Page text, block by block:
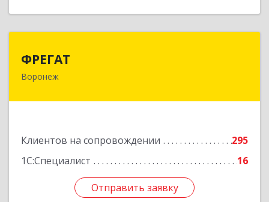
ФРЕГАТ
Воронеж
Клиентов на сопровождении
295
1С:Специалист
16
Отправить заявку
Отправить заявку